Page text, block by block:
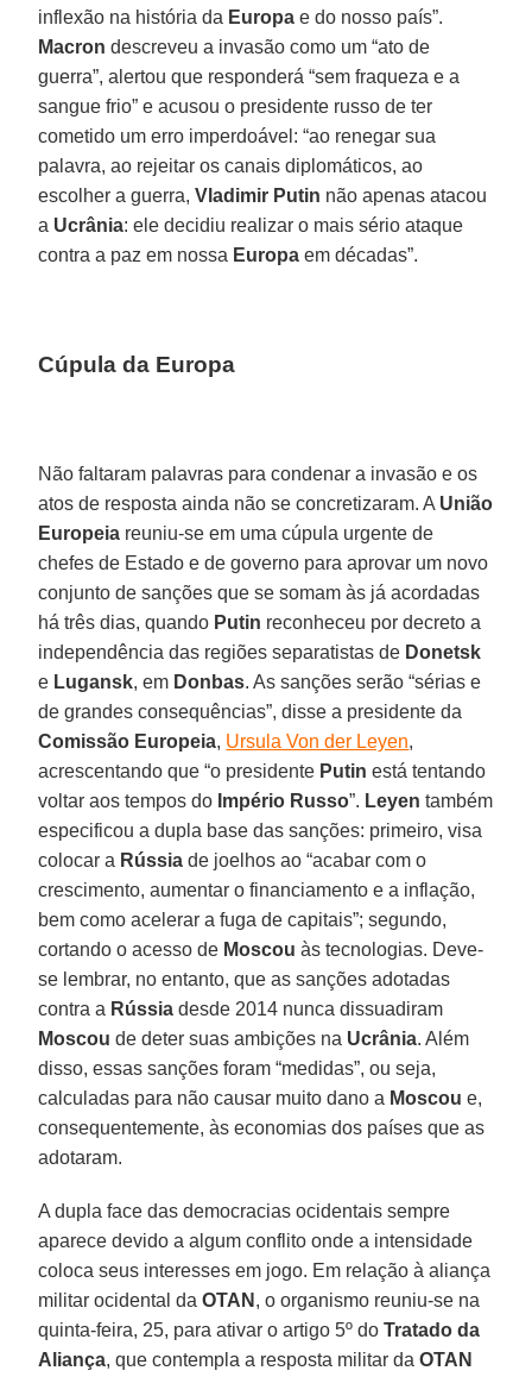
inflexão na história da Europa e do nosso país”.
Macron descreveu a invasão como um “ato de
guerra”, alertou que responderá “sem fraqueza e a
sangue frio” e acusou o presidente russo de ter
cometido um erro imperdoável: “ao renegar sua
palavra, ao rejeitar os canais diplomáticos, ao
escolher a guerra,Vladimir Putin não apenas atacou
a Ucrânia: ele decidiu realizar o mais sério ataque
contra a paz em nossa Europa em décadas”.
Cúpula da Europa
Não faltaram palavras para condenar a invasão e os
atos de resposta ainda não se concretizaram. A União
Europeia reuniu-se em uma cúpula urgente de
chefes de Estado e de governo para aprovar um novo
conjunto de sanções que se somam às já acordadas
há três dias, quando Putin reconheceu por decreto a
independência das regiões separatistas de Donetsk
e Lugansk, em Donbas. As sanções serão “sérias e
de grandes consequências”, disse a presidente da
Comissão Europeia, Ursula Von der Leyen,
acrescentando que “o presidente Putin está tentando
voltar aos tempos do Império Russo”. Leyen também
especificou a dupla base das sanções: primeiro, visa
colocar a Rússia de joelhos ao “acabar com o
crescimento, aumentar o financiamento e a inflação,
bem como acelerar a fuga de capitais”; segundo,
cortando o acesso de Moscou às tecnologias. Deve-
se lembrar, no entanto, que as sanções adotadas
contra a Rússia desde 2014 nunca dissuadiram
Moscou de deter suas ambições na Ucrânia. Além
disso, essas sanções foram “medidas”, ou seja,
calculadas para não causar muito dano a Moscou e,
consequentemente, às economias dos países que as
adotaram.
A dupla face das democracias ocidentais sempre
aparece devido a algum conflito onde a intensidade
coloca seus interesses em jogo. Em relação à aliança
militar ocidental daOTAN , o organismo reuniu-se na
quinta-feira, 25, para ativar o artigo 5º doTratado da
Aliança, que contempla a resposta militar daOTAN